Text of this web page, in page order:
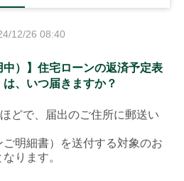
12/26 08:40
中）】住宅ローンの返済予定表
は、いつ届きますか？
どで、届出のご住所に郵送い
明細書）を送付する対象のお
ります。